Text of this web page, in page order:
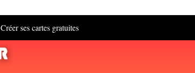
Créer ses cartes gratuites